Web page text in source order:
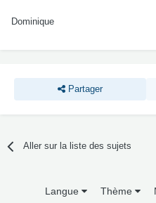
Dominique
Partager
Aller sur la liste des sujets
Langue Thème